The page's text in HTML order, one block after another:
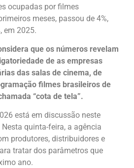
ocupadas por filmes
meses, passou de 4%,
em 2025.
que os números revelam
de as empresas
das salas de cinema, de
filmes brasileiros de
“cota de tela”.
está em discussão neste
quinta-feira, a agência
produtores, distribuidores e
tratar dos parâmetros que
ano.